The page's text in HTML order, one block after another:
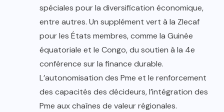
spéciales pour la diversification économique,
entre autres. Un supplément vert à la Zlecaf
pour les États membres, comme la Guinée
équatoriale et le Congo, du soutien à la 4e
conférence sur la finance durable.
L’autonomisation des Pme et le renforcement
des capacités des décideurs, l’intégration des
Pme aux chaînes de valeur régionales.